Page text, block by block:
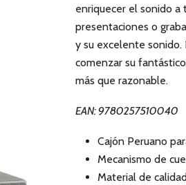
enriquecer el sonido a
presentaciones o
y su excelente
comenzar su
más que razonable.
EAN: 9780257510040
Cajón Peruano
Mecanismo de
Material de